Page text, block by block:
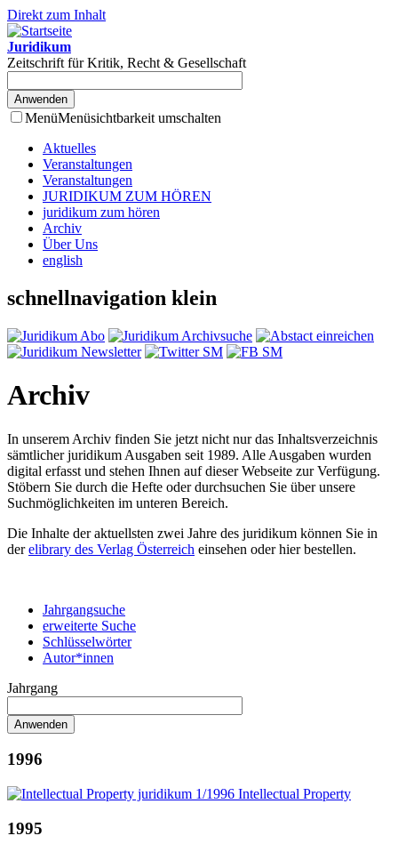
Direkt zum Inhalt
Juridikum
Zeitschrift für Kritik, Recht & Gesellschaft
MenüMenüsichtbarkeit umschalten
Aktuelles
Veranstaltungen
Veranstaltungen
JURIDIKUM ZUM HÖREN
juridikum zum hören
Archiv
Über Uns
english
schnellnavigation klein
Archiv
In unserem Archiv finden Sie jetzt nicht nur das Inhaltsverzeichnis
sämtlicher juridikum Ausgaben seit 1989. Alle Ausgaben wurden
digital erfasst und stehen Ihnen auf dieser Webseite zur Verfügung.
Stöbern Sie durch die Hefte oder durchsuchen Sie über unsere
Suchmöglichkeiten im unteren Bereich.
Die Inhalte der aktuellsten zwei Jahre des juridikum können Sie in
derelibrary des Verlag Österreich einsehen oder hier bestellen.
Jahrgangsuche
erweiterte Suche
Schlüsselwörter
Autor*innen
Jahrgang
1996
1995